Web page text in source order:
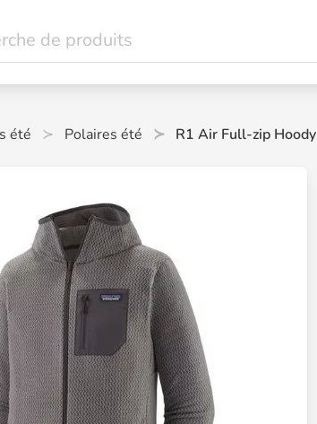
été Polaires été R1 Air Full-zip Hoody